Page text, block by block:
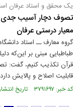
یک محقق و استاد عرفان
تصوف دچار آسیب جدی
معیار درستی عرفان
گروه معارف ــ استاد
طباطبایی مبنی بر این‌که
قرآن تکذیب کنیم، گفت:
قابلیت اصلاح و پالایش
کد خبر: ۳۷۹۱۶۹۷ تاریخ انتشار : ۱۳۹۷/۱۱/۳۰